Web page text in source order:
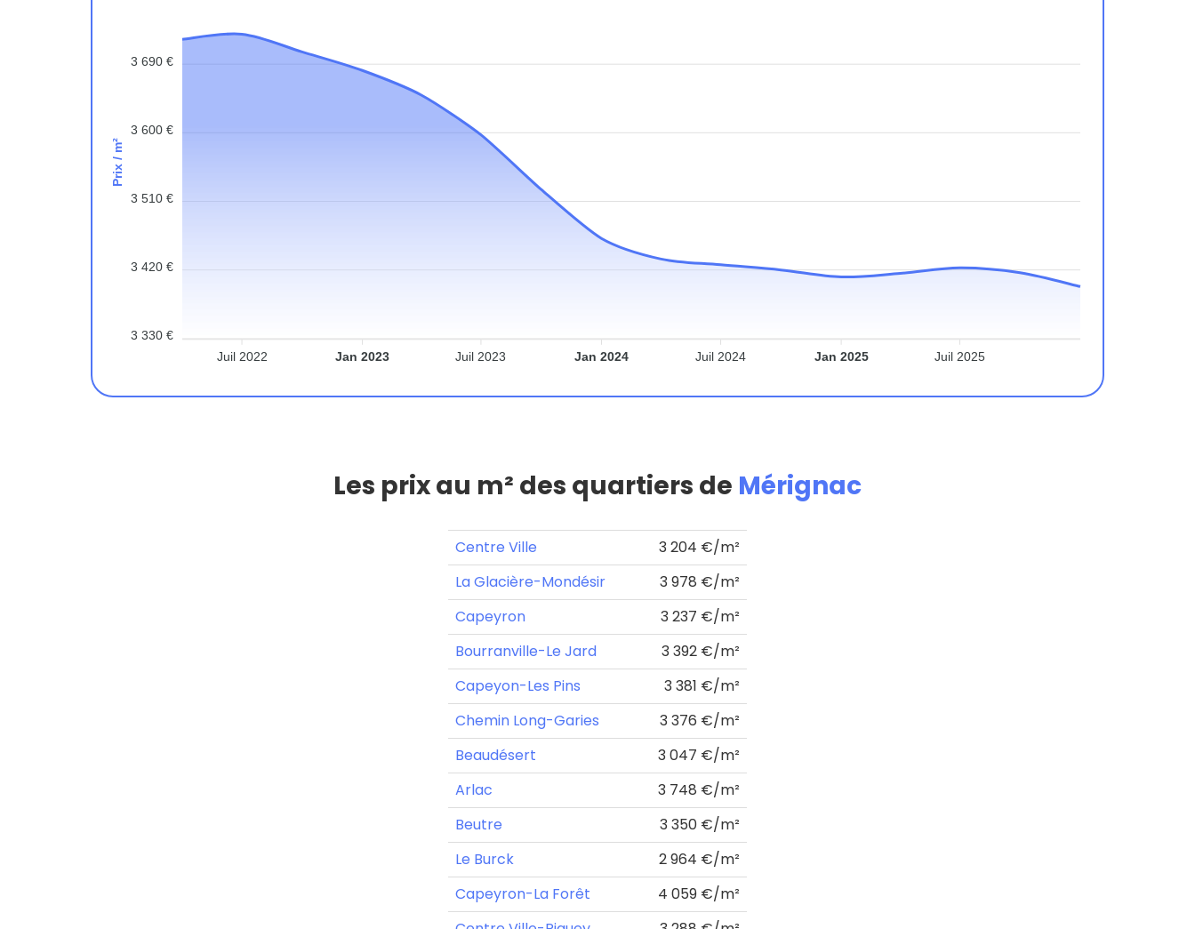
3 690 €
3 600 €
3 510 €
3 420 €
3 330 €
Prix / m²
Juil 2022 Jan 2023 Juil 2023 Jan 2024 Juil 2024 Jan 2025 Juil 2025
Les prix au m² des quartiers de Mérignac
Centre Ville
3 204 €/m²
La Glacière-Mondésir
3 978 €/m²
Capeyron
3 237 €/m²
Bourranville-Le Jard
3 392 €/m²
Capeyon-Les Pins
3 381 €/m²
Chemin Long-Garies
3 376 €/m²
Beaudésert
3 047 €/m²
Arlac
3 748 €/m²
Beutre
3 350 €/m²
Le Burck
2 964 €/m²
Capeyron-La Forêt
4 059 €/m²